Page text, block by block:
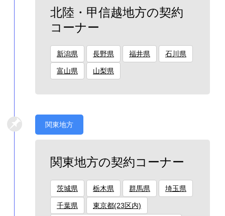
北陸・甲信越地方の契約
コーナー
新潟県 長野県 福井県 石川県
富山県 山梨県
関東地方
関東地方の契約コーナー
茨城県 栃木県 群馬県 埼玉県
千葉県 東京都(23区内)